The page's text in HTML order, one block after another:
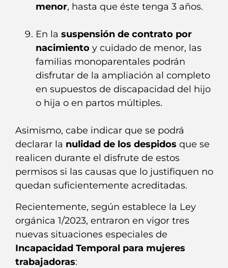
menor, hasta que éste tenga 3 años.
En la suspensión de contrato por
nacimiento y cuidado de menor, las
familias monoparentales podrán
disfrutar de la ampliación al completo
en supuestos de discapacidad del hijo
o hija o en partos múltiples.
Asimismo, cabe indicar que se podrá
declarar la nulidad de los despidos que se
realicen durante el disfrute de estos
permisos si las causas que lo justifiquen no
quedan suficientemente acreditadas.
Recientemente, según establece la Ley
orgánica 1/2023, entraron en vigor tres
nuevas situaciones especiales de
Incapacidad Temporal para mujeres
trabajadoras: